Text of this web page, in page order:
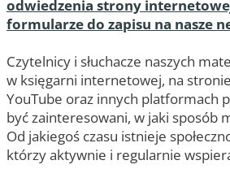
odwiedzenia strony
formularze do zapisu na nasze
Czytelnicy i słuchacze naszych
w księgarni internetowej, na
YouTube oraz innych platformach
być zainteresowani, w jaki sposób
Od jakiegoś czasu istnieje
którzy aktywnie i regularnie